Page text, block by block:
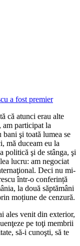
că atunci erau alte
am participat la
bani şi toată lumea se
mă duceam eu la
politică şi de stânga, şi
lucru: am negociat
Deci nu mi-
într-o conferință
la două săptămâni
moțiune de cenzură.
ales venit din exterior,
pe toţi membrii
să-i cunoşti, să te